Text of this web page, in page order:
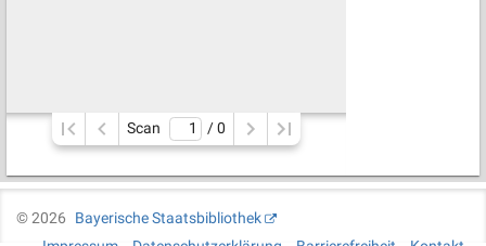
Scan / 0
©2026
Bayerische Staatsbibliothek